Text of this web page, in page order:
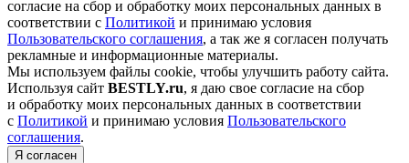
согласие на сбор и обработку моих персональных данных в
соответствии с Политикой и принимаю условия
Пользовательского соглашения, а так же я согласен получать
рекламные и информационные материалы.
Мы используем файлы cookie, чтобы улучшить работу сайта.
Используя сайт BESTLY.ru, я даю свое согласие на сбор
и обработку моих персональных данных в соответствии
с Политикой и принимаю условия Пользовательского
соглашения.
Я согласен